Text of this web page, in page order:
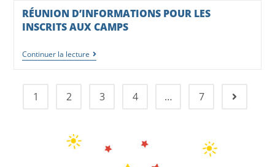
RÉUNION D’INFORMATIONS POUR LES
INSCRITS AUX CAMPS
Continuer la lecture
1 2 3 4 … 7